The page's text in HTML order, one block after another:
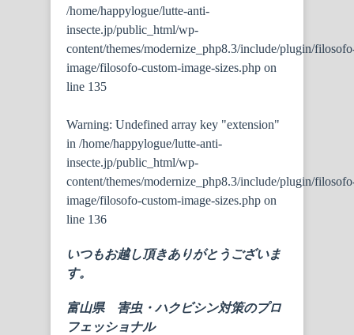
/home/happylogue/lutte-anti-
insecte.jp/public_html/wp-
content/themes/modernize_php8.3/include/plugin/
image/filosofo-custom-image-sizes.php on
line 135
Warning: Undefined array key "extension"
in /home/happylogue/lutte-anti-
insecte.jp/public_html/wp-
content/themes/modernize_php8.3/include/plugin/
image/filosofo-custom-image-sizes.php on
line 136
いつもお越し頂きありがとうございま
す。
富山県 害虫・ハクビシン対策のプロ
フェッショナル